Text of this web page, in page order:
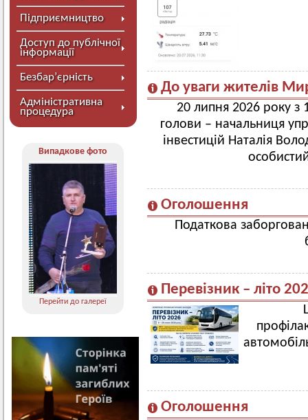
Підприємництво
Доступ до публічної
інформації
Безбар’єрність
Адміністративна
процедура
Випадкове фото
Перейти до галереї
До уваги жителів
20 липня 2026 року з
голови – начальниця
інвестицій Наталія
Оголошення
Податкова
Перевізник – літо
Оголошення